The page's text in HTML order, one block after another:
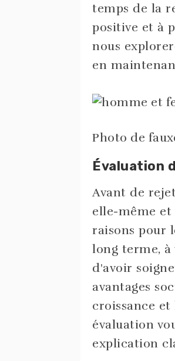
temps de la
positive et à
nous
en
Photo de
Évaluation
Avant de
elle-même et
raisons pour
long terme, à
d'avoir
avantages
croissance
évaluation
explication